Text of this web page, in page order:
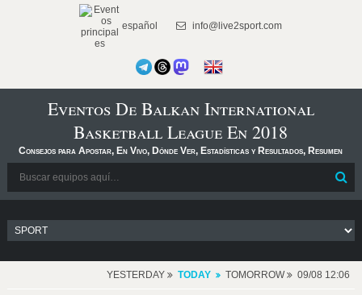
español info@live2sport.com
Eventos De Balkan International
Basketball League En 2018
Consejos para Apostar, En Vivo, Dónde Ver, Estadísticas y Resultados, Resumen
YESTERDAY TODAY TOMORROW 09/08 12:06